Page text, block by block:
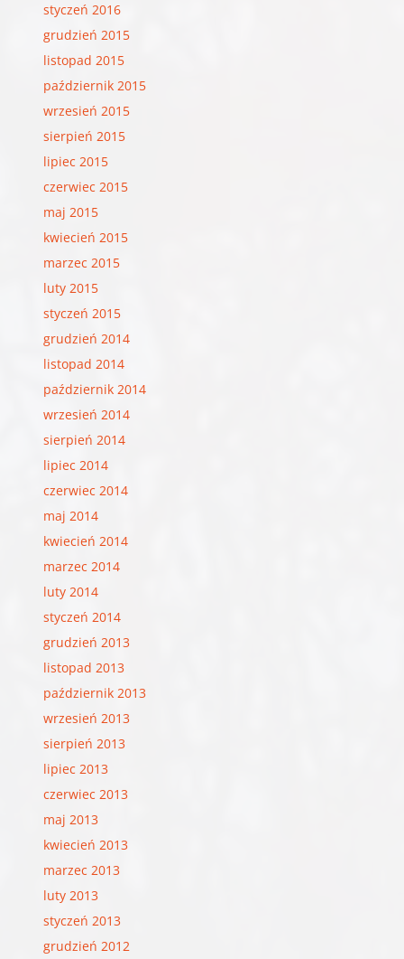
styczeń 2016
grudzień 2015
listopad 2015
październik 2015
wrzesień 2015
sierpień 2015
lipiec 2015
czerwiec 2015
maj 2015
kwiecień 2015
marzec 2015
luty 2015
styczeń 2015
grudzień 2014
listopad 2014
październik 2014
wrzesień 2014
sierpień 2014
lipiec 2014
czerwiec 2014
maj 2014
kwiecień 2014
marzec 2014
luty 2014
styczeń 2014
grudzień 2013
listopad 2013
październik 2013
wrzesień 2013
sierpień 2013
lipiec 2013
czerwiec 2013
maj 2013
kwiecień 2013
marzec 2013
luty 2013
styczeń 2013
grudzień 2012